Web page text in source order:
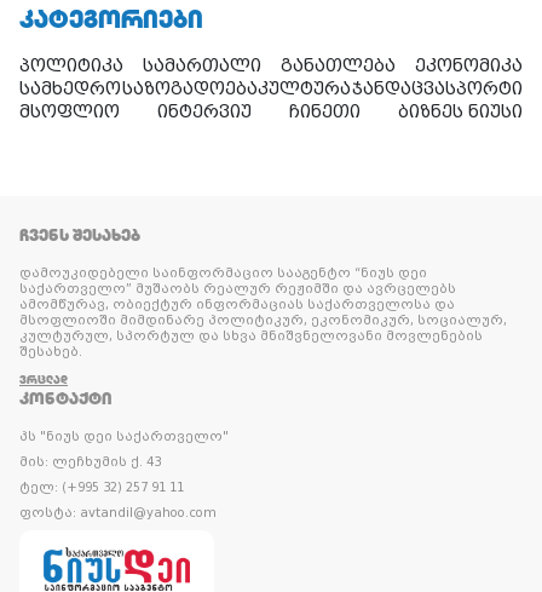
ᲙᲐᲢᲔᲒᲝᲠᲘᲔᲑᲘ
პოლიტიკა სამართალი განათლება
ეკონომიკა
სამხედროსაზოგადოებაკულტურაჯანდაცვასპორტი
მსოფლიო
ინტერვიუ ჩინეთი ბიზნეს ნიუსი
ᲩᲕᲔᲜᲡ ᲨᲔᲡᲐᲮᲔᲑ
დამოუკიდებელი საინფორმაციო სააგენტო “ნიუს დეი
საქართველო” მუშაობს რეალურ რეჟიმში და ავრცელებს
ამომწურავ, ობიექტურ ინფორმაციას საქართველოსა და
მსოფლიოში მიმდინარე პოლიტიკურ, ეკონომიკურ, სოციალურ,
კულტურულ, სპორტულ და სხვა მნიშვნელოვანი მოვლენების
შესახებ.
ᲕᲠᲪᲚᲐᲓ
ᲙᲝᲜᲢᲐᲥᲢᲘ
პს "ნიუს დეი საქართველო"
მის: ლეჩხუმის ქ. 43
ტელ: (+995 32) 257 91 11
ფოსტა: avtandil@yahoo.com